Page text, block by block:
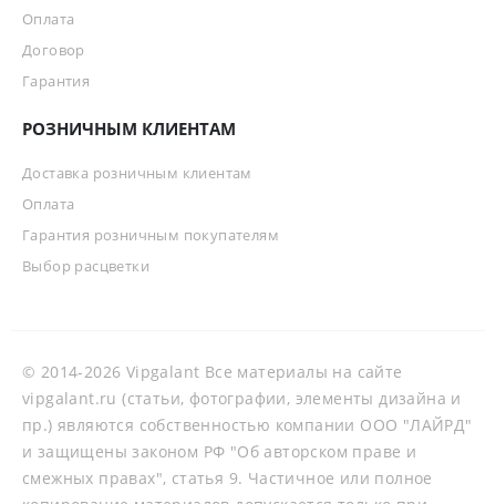
Оплата
Договор
Гарантия
РОЗНИЧНЫМ КЛИЕНТАМ
Доставка розничным клиентам
Оплата
Гарантия розничным покупателям
Выбор расцветки
© 2014-2026 Vipgalant Все материалы на сайте
vipgalant.ru (статьи, фотографии, элементы дизайна и
пр.) являются собственностью компании ООО "ЛАЙРД"
и защищены законом РФ "Об авторском праве и
смежных правах", статья 9. Частичное или полное